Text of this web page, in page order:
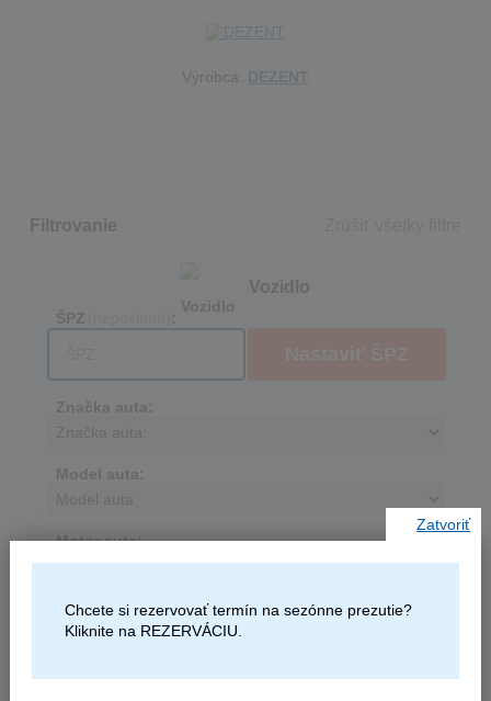
Výrobca: DEZENT
Filtrovanie
Vozidlo
ŠPZ :
Značka auta:
Model auta:
Motor auta:
Zatvoriť
Chcete si rezervovať termín na sezónne prezutie?
Kliknite na REZERVÁCIU.